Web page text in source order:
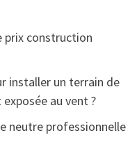
prix construction
installer un terrain de
au vent ?
neutre professionnelle